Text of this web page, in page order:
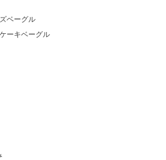
ベーグル
ーキベーグル